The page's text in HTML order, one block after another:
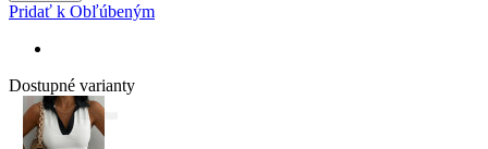
Pridať k Obľúbeným
Dostupné varianty